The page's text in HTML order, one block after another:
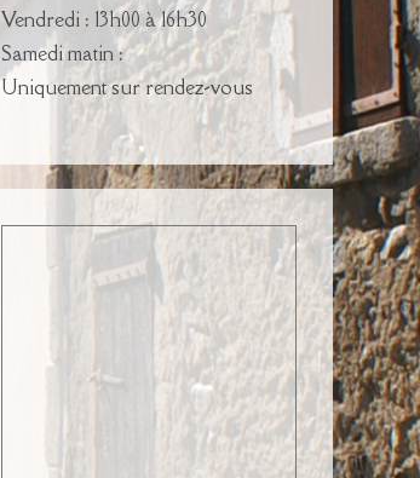
Vendredi : 13h00 à 16h30
Samedi matin :
Uniquement sur rendez-vous